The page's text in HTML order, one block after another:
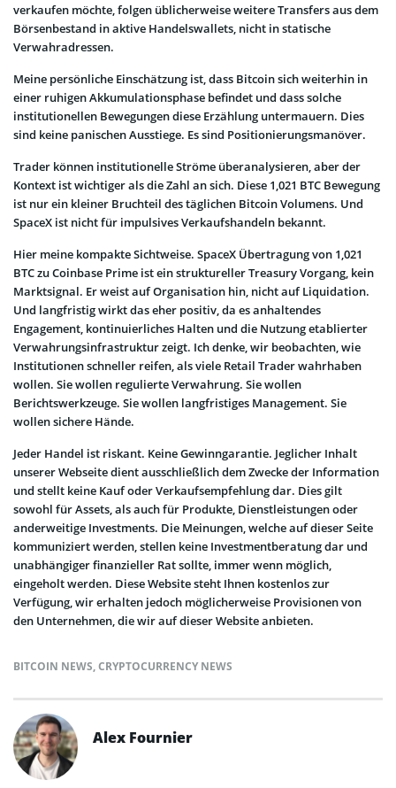
verkaufen möchte, folgen üblicherweise weitere Transfers aus dem
Börsenbestand in aktive Handelswallets, nicht in statische
Verwahradressen.
Meine persönliche Einschätzung ist, dass Bitcoin sich weiterhin in
einer ruhigen Akkumulationsphase befindet und dass solche
institutionellen Bewegungen diese Erzählung untermauern. Dies
sind keine panischen Ausstiege. Es sind Positionierungsmanöver.
Trader können institutionelle Ströme überanalysieren, aber der
Kontext ist wichtiger als die Zahl an sich. Diese 1,021 BTC Bewegung
ist nur ein kleiner Bruchteil des täglichen Bitcoin Volumens. Und
SpaceX ist nicht für impulsives Verkaufshandeln bekannt.
Hier meine kompakte Sichtweise. SpaceX Übertragung von 1,021
BTC zu Coinbase Prime ist ein struktureller Treasury Vorgang, kein
Marktsignal. Er weist auf Organisation hin, nicht auf Liquidation.
Und langfristig wirkt das eher positiv, da es anhaltendes
Engagement, kontinuierliches Halten und die Nutzung etablierter
Verwahrungsinfrastruktur zeigt. Ich denke, wir beobachten, wie
Institutionen schneller reifen, als viele Retail Trader wahrhaben
wollen. Sie wollen regulierte Verwahrung. Sie wollen
Berichtswerkzeuge. Sie wollen langfristiges Management. Sie
wollen sichere Hände.
Jeder Handel ist riskant. Keine Gewinngarantie. Jeglicher Inhalt
unserer Webseite dient ausschließlich dem Zwecke der Information
und stellt keine Kauf oder Verkaufsempfehlung dar. Dies gilt
sowohl für Assets, als auch für Produkte, Dienstleistungen oder
anderweitige Investments. Die Meinungen, welche auf dieser Seite
kommuniziert werden, stellen keine Investmentberatung dar und
unabhängiger finanzieller Rat sollte, immer wenn möglich,
eingeholt werden. Diese Website steht Ihnen kostenlos zur
Verfügung, wir erhalten jedoch möglicherweise Provisionen von
den Unternehmen, die wir auf dieser Website anbieten.
BITCOIN NEWS,CRYPTOCURRENCY NEWS
Alex Fournier